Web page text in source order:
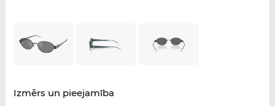
Izmērs un pieejamība